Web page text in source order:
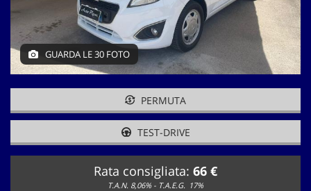
GUARDA LE 30 FOTO
PERMUTA
TEST-DRIVE
Rata consigliata: 66 €
T.A.N. 8,06% - T.A.E.G. 17%
tracciamento
che
adottiamo
per
offrire
le
funzionalità
svolgere
attività
di